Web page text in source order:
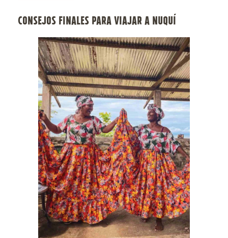
CONSEJOS FINALES PARA VIAJAR A NUQUÍ